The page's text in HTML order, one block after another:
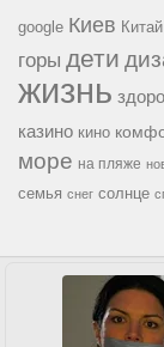
google Киев Китай
горы дети
жизнь
казино кино
море на пляже
семья снег солнце